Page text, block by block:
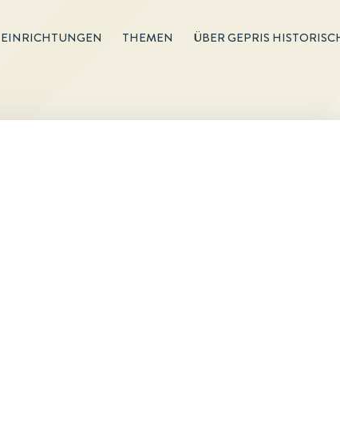
EINRICHTUNGEN THEMEN ÜBER GEPRIS